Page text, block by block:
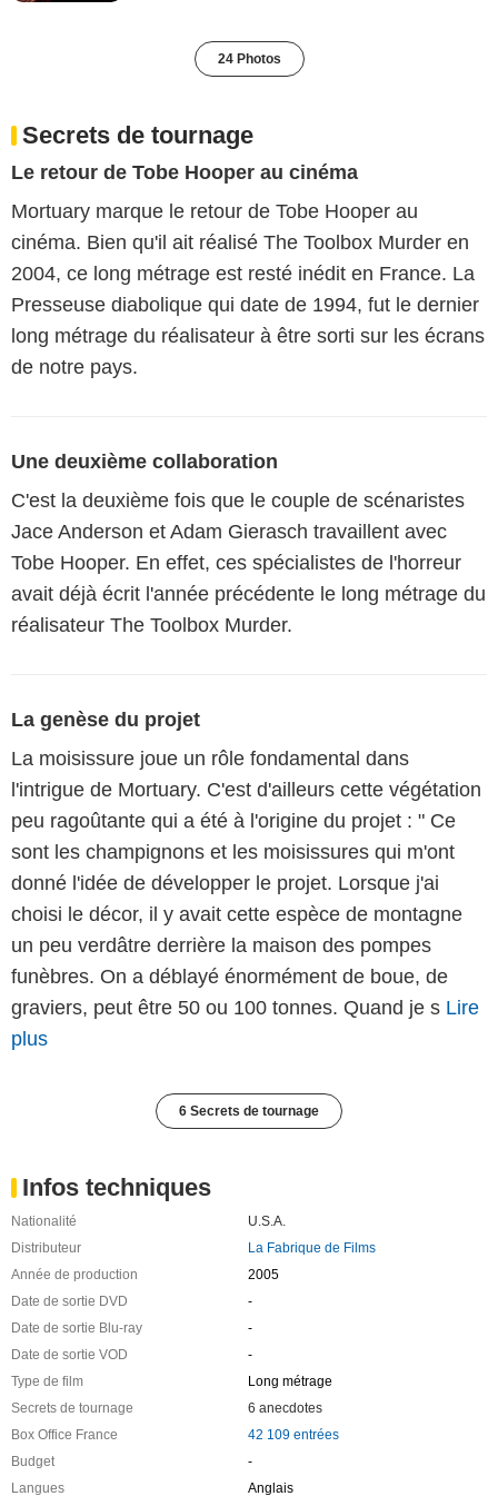
24 Photos
Secrets de tournage
Le retour de Tobe Hooper au cinéma
Mortuary marque le retour de Tobe Hooper au
cinéma. Bien qu'il ait réalisé The Toolbox Murder en
2004, ce long métrage est resté inédit en France. La
Presseuse diabolique qui date de 1994, fut le dernier
long métrage du réalisateur à être sorti sur les écrans
de notre pays.
Une deuxième collaboration
C'est la deuxième fois que le couple de scénaristes
Jace Anderson et Adam Gierasch travaillent avec
Tobe Hooper. En effet, ces spécialistes de l'horreur
avait déjà écrit l'année précédente le long métrage du
réalisateur The Toolbox Murder.
La genèse du projet
La moisissure joue un rôle fondamental dans
l'intrigue de Mortuary. C'est d'ailleurs cette végétation
peu ragoûtante qui a été à l'origine du projet : " Ce
sont les champignons et les moisissures qui m'ont
donné l'idée de développer le projet. Lorsque j'ai
choisi le décor, il y avait cette espèce de montagne
un peu verdâtre derrière la maison des pompes
funèbres. On a déblayé énormément de boue, de
graviers, peut être 50 ou 100 tonnes. Quand je s Lire
plus
6 Secrets de tournage
Infos techniques
Nationalité
U.S.A.
Distributeur
La Fabrique de Films
Année de production
2005
Date de sortie DVD
-
Date de sortie Blu-ray
-
Date de sortie VOD
-
Type de film
Long métrage
Secrets de tournage
6 anecdotes
Box Office France
42 109 entrées
Budget
-
Langues
Anglais